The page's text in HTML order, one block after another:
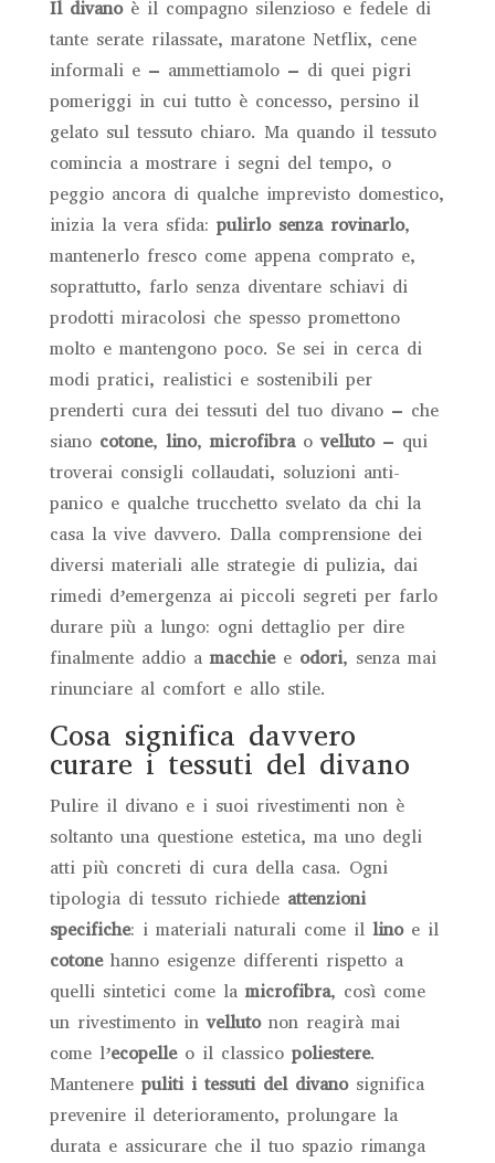
Il divanoè il compagno silenzioso e fedele di
tante serate rilassate, maratone Netflix, cene
informali e – ammettiamolo – di quei pigri
pomeriggi in cui tutto è concesso, persino il
gelato sul tessuto chiaro. Ma quando il tessuto
comincia a mostrare i segni del tempo, o
peggio ancora di qualche imprevisto domestico,
inizia la vera sfida: pulirlo senza rovinarlo,
mantenerlo fresco come appena comprato e,
soprattutto, farlo senza diventare schiavi di
prodotti miracolosi che spesso promettono
molto e mantengono poco. Se sei in cerca di
modi pratici, realistici e sostenibili per
prenderti cura dei tessuti del tuo divano – che
siano cotone, lino, microfibraovelluto– qui
troverai consigli collaudati, soluzioni anti-
panico e qualche trucchetto svelato da chi la
casa la vive davvero. Dalla comprensione dei
diversi materiali alle strategie di pulizia, dai
rimedi d’emergenza ai piccoli segreti per farlo
durare più a lungo: ogni dettaglio per dire
finalmente addio a macchiee odori, senza mai
rinunciare al comfort e allo stile.
Cosa significa davvero
curare i tessuti del divano
Pulire il divano e i suoi rivestimenti non è
soltanto una questione estetica, ma uno degli
atti più concreti di cura della casa. Ogni
tipologia di tessuto richiede attenzioni
specifiche: i materiali naturali come il linoe il
cotonehanno esigenze differenti rispetto a
quelli sintetici come la microfibra, così come
un rivestimento invellutonon reagirà mai
come l’ecopelleo il classico poliestere.
Mantenere puliti i tessuti del divanosignifica
prevenire il deterioramento, prolungare la
durata e assicurare che il tuo spazio rimanga